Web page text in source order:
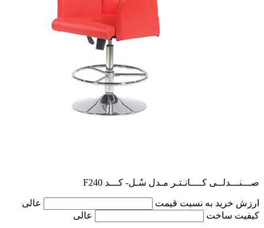
صـــنـــدلــی کــــانـتـر مـدل سُـل- کـــد F240
ارزش خرید به نسبت قیمت
عالی
کیفیت ساخت
عالی